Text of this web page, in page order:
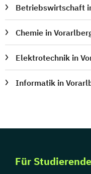
Betriebswirtschaft
Chemie in
Elektrotechnik in
Informatik in
Für Studierende